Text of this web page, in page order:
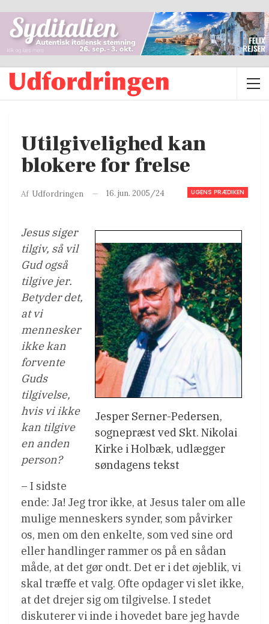
Utilgivelighed kan
blokere for frelse
UGENS PRÆDIKEN
Af Udfordringen 16. jun. 2005/24
Jesper Serner-Pedersen,
sognepræst ved Skt. Nikolai
Kirke i Holbæk, udlægger
søndagens tekst
Jesus siger
tilgiv, så vil
Gud også
tilgive jer.
Betyder det,
at vi
mennesker
ikke kan
forvente
Guds
tilgivelse,
hvis vi ikke
kan tilgive
en anden
person?
– I sidste
ende: Ja! Jeg tror ikke, at Jesus taler om alle
mulige menneskers synder, som påvirker
os, men om den enkelte, som ved sine ord
eller handlinger rammer os på en sådan
måde, at det gør ondt. Det er i det øjeblik, vi
skal træffe et valg. Ofte opdager vi slet ikke,
at det drejer sig om tilgivelse. I stedet
diskuterer vi inde i hovedet bare jeg havde